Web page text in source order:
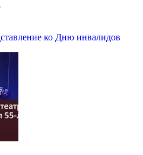
ко Дню инвалидов